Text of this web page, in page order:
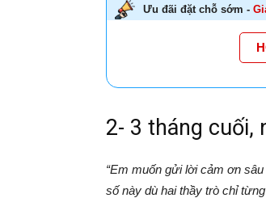
Ưu đãi đặt chỗ sớm -
2- 3 tháng cuối,
“Em muốn gửi lời cảm ơn
số này dù hai thầy trò chỉ